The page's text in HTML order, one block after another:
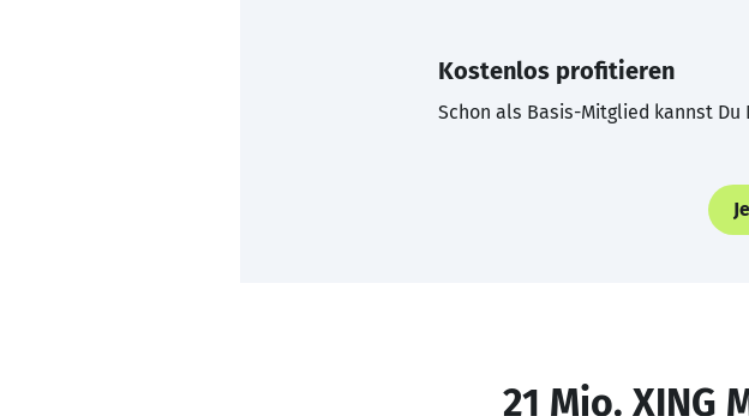
Kostenlos profitieren
Schon als Basis-Mitglied kannst
21 Mio. XING